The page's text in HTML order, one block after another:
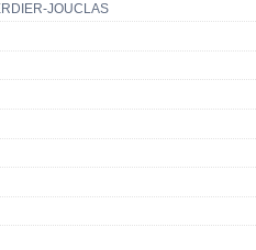
JOUCLAS